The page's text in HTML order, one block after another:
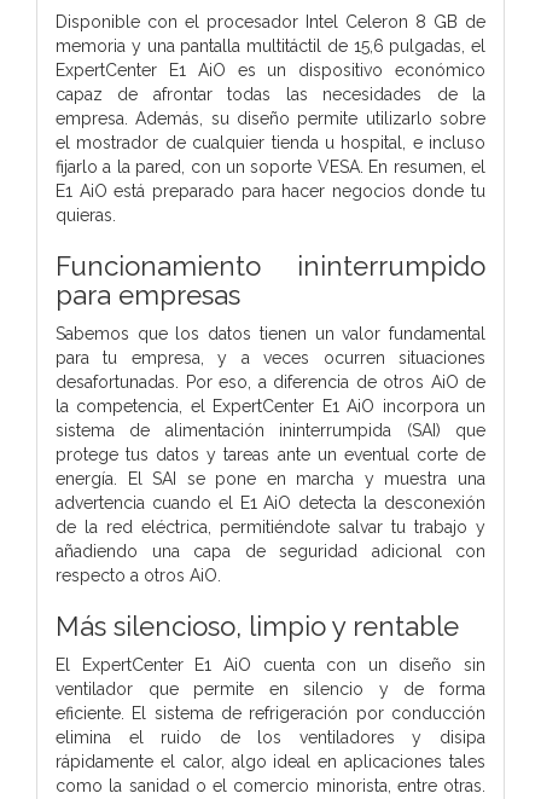
Disponible con el procesador Intel Celeron 8 GB de
memoria y una pantalla multitáctil de 15,6 pulgadas, el
ExpertCenter E1 AiO es un dispositivo económico
capaz de afrontar todas las necesidades de la
empresa. Además, su diseño permite utilizarlo sobre
el mostrador de cualquier tienda u hospital, e incluso
fijarlo a la pared, con un soporte VESA. En resumen, el
E1 AiO está preparado para hacer negocios donde tu
quieras.
Funcionamiento ininterrumpido
para empresas
Sabemos que los datos tienen un valor fundamental
para tu empresa, y a veces ocurren situaciones
desafortunadas. Por eso, a diferencia de otros AiO de
la competencia, el ExpertCenter E1 AiO incorpora un
sistema de alimentación ininterrumpida (SAI) que
protege tus datos y tareas ante un eventual corte de
energía. El SAI se pone en marcha y muestra una
advertencia cuando el E1 AiO detecta la desconexión
de la red eléctrica, permitiéndote salvar tu trabajo y
añadiendo una capa de seguridad adicional con
respecto a otros AiO.
Más silencioso, limpio y rentable
El ExpertCenter E1 AiO cuenta con un diseño sin
ventilador que permite en silencio y de forma
eficiente. El sistema de refrigeración por conducción
elimina el ruido de los ventiladores y disipa
rápidamente el calor, algo ideal en aplicaciones tales
como la sanidad o el comercio minorista, entre otras.